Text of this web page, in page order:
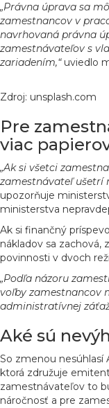
„Právna úprava sa
zamestnancov v
navrhovaná právna
zamestnávateľov s
zariadením,“uviedlo
Zdroj: unsplash.com
Pre
viac
„Ak si všetci
zamestnávateľ ušetrí
upozorňuje
ministerstva
Ak si finančný
nákladov sa
povinnosti v dvoch
„Podľa názoru
voľby zamestnancov
administratívnej
Aké sú
So zmenou nesúhlasí
ktorá združuje
zamestnávateľov to
náročnosť a pre